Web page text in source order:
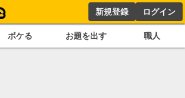
新規登録 ログイン
ボケる お題を出す 職人